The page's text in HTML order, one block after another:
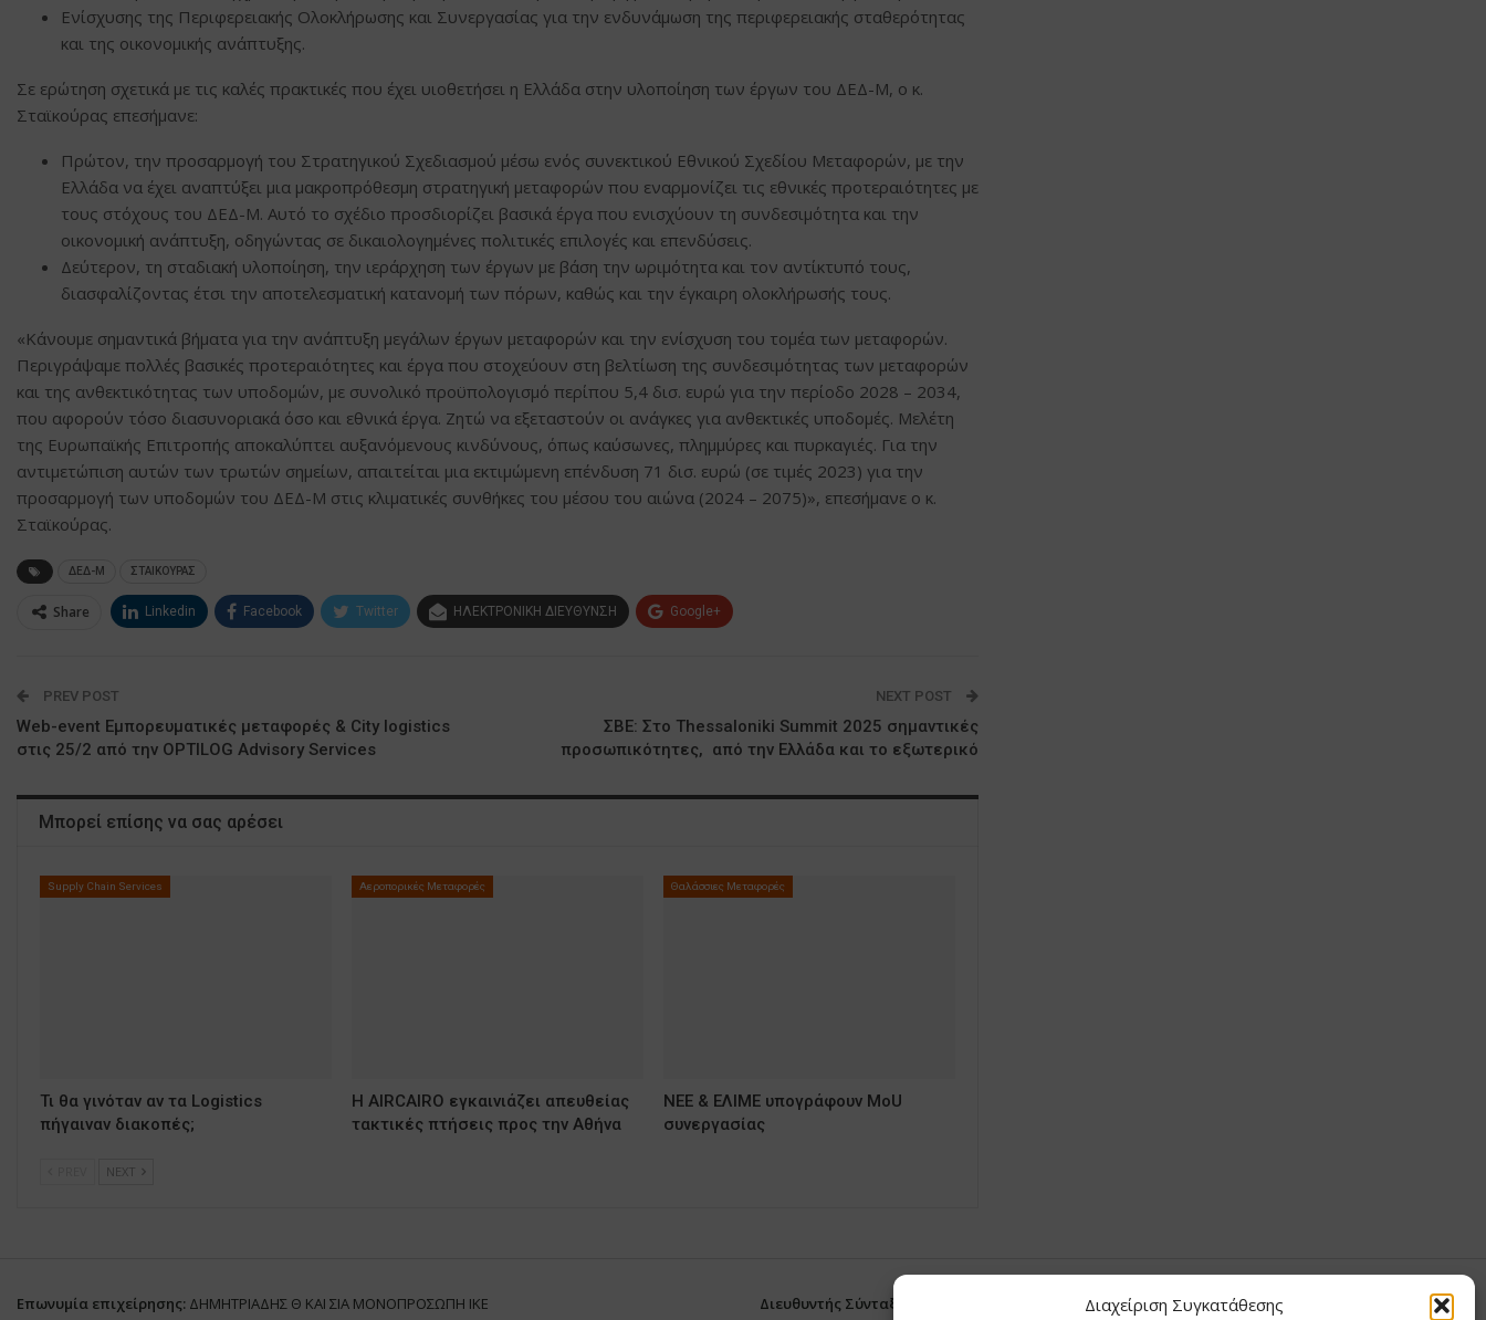
Διαχείριση Συγκατάθεσης
Ενίσχυσης της Περιφερειακής Ολοκλήρωσης και Συνεργασίας για την ενδυνάμωση της περιφερειακής σταθερότητας
και της οικονομικής ανάπτυξης.
Σε ερώτηση σχετικά με τις καλές πρακτικές που έχει υιοθετήσει η Ελλάδα στην υλοποίηση των έργων του ΔΕΔ-Μ, ο κ.
Σταϊκούρας επεσήμανε:
Πρώτον, την προσαρμογή του Στρατηγικού Σχεδιασμού μέσω ενός συνεκτικού Εθνικού Σχεδίου Μεταφορών, με την
Ελλάδα να έχει αναπτύξει μια μακροπρόθεσμη στρατηγική μεταφορών που εναρμονίζει τις εθνικές προτεραιότητες με
τους στόχους του ΔΕΔ-Μ. Αυτό το σχέδιο προσδιορίζει βασικά έργα που ενισχύουν τη συνδεσιμότητα και την
οικονομική ανάπτυξη, οδηγώντας σε δικαιολογημένες πολιτικές επιλογές και επενδύσεις.
Δεύτερον, τη σταδιακή υλοποίηση, την ιεράρχηση των έργων με βάση την ωριμότητα και τον αντίκτυπό τους,
διασφαλίζοντας έτσι την αποτελεσματική κατανομή των πόρων, καθώς και την έγκαιρη ολοκλήρωσής τους.
«Κάνουμε σημαντικά βήματα για την ανάπτυξη μεγάλων έργων μεταφορών και την ενίσχυση του τομέα των μεταφορών.
Περιγράψαμε πολλές βασικές προτεραιότητες και έργα που στοχεύουν στη βελτίωση της συνδεσιμότητας των μεταφορών
και της ανθεκτικότητας των υποδομών, με συνολικό προϋπολογισμό περίπου 5,4 δισ. ευρώ για την περίοδο 2028 – 2034,
που αφορούν τόσο διασυνοριακά όσο και εθνικά έργα. Ζητώ να εξεταστούν οι ανάγκες για ανθεκτικές υποδομές. Μελέτη
της Ευρωπαϊκής Επιτροπής αποκαλύπτει αυξανόμενους κινδύνους, όπως καύσωνες, πλημμύρες και πυρκαγιές. Για την
αντιμετώπιση αυτών των τρωτών σημείων, απαιτείται μια εκτιμώμενη επένδυση 71 δισ. ευρώ (σε τιμές 2023) για την
προσαρμογή των υποδομών του ΔΕΔ-Μ στις κλιματικές συνθήκες του μέσου του αιώνα (2024 – 2075)», επεσήμανε ο κ.
Σταϊκούρας.
ΔΕΔ-Μ ΣΤΑΙΚΟΥΡΑΣ
Share Linkedin Facebook Twitter ΗΛΕΚΤΡΟΝΙΚΗ ΔΙΕΥΘΥΝΣΗ Google+
PREV POST
Web-event Εμπορευματικές μεταφορές & City logistics
στις 25/2 από την OPTILOG Advisory Services
NEXT POST
ΣΒΕ: Στο Thessaloniki Summit 2025 σημαντικές
προσωπικότητες, από την Ελλάδα και το εξωτερικό
Μπορεί επίσης να σας αρέσει
Supply Chain Services
Τι θα γινόταν αν τα Logistics
πήγαιναν διακοπές;
Αεροπορικές Μεταφορές
Η AIRCAIRO εγκαινιάζει απευθείας
τακτικές πτήσεις προς την Αθήνα
Θαλάσσιες Μεταφορές
ΝΕΕ & ΕΛΙΜΕ υπογράφουν MoU
συνεργασίας
NEXT
Επωνυμία επιχείρησης: ΔΗΜΗΤΡΙΑΔΗΣ Θ ΚΑΙ ΣΙΑ ΜΟΝΟΠΡΟΣΩΠΗ ΙΚΕ
Διευθυντής Σύνταξης: